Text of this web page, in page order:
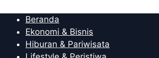
Beranda
Ekonomi & Bisnis
Hiburan & Pariwisata